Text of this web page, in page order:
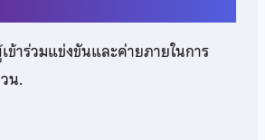
าร่วมแข่งขันและค่ายภายในการ
น.